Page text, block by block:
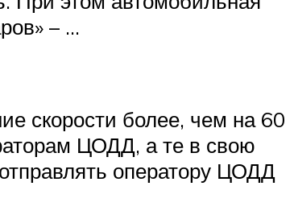
– …
скорости более, чем на 60
ЦОДД, а те в свою
оператору ЦОДД